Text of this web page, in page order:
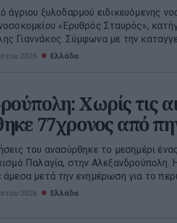
άγριου ξυλοδαρμού ειδικευόμενης
«Ερυθρός Σταυρός»,
Γιαννάκος. Σύμφωνα με την
2026 Ελλάδα
Χωρίς τις
77χρονος από
του ανασύρθηκε το μεσημέρι
Παλαγία, στην Αλεξανδρούπολη.
άμεσα μετά την ενημέρωση για το
2026 Ελλάδα